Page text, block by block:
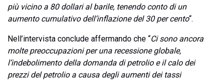
più vicino a 80 dollari al barile, tenendo conto di un
aumento cumulativo dell’inflazione del 30 per cento“.
Nell’intervista conclude affermando che “Ci sono ancora
molte preoccupazioni per una recessione globale,
l’indebolimento della domanda di petrolio e il calo dei
prezzi del petrolio a causa degli aumenti dei tassi